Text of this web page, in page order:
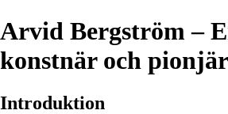
Arvid Bergström –
konstnär och pionjär
Introduktion